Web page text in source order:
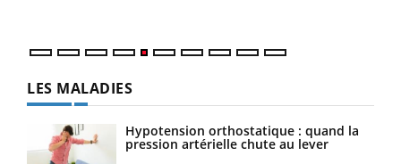
LES MALADIES
Hypotension orthostatique : quand la
pression artérielle chute au lever